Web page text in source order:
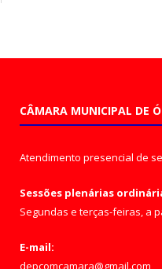
CÂMARA MUNICIPAL DE
Atendimento presencial de
Sessões plenárias
Segundas e terças-feiras, a
E-mail:
depcomcamara@gmail.com